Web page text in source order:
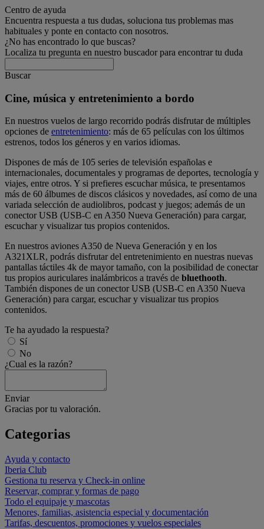
Centro de ayuda
Encuentra respuesta a tus dudas, soluciona tus problemas mas
habituales y ponte en contacto con nosotros.
¿No has encontrado lo que buscas?
Localiza tu pregunta en nuestro buscador para encontrar tu duda
Buscar
Cine, música y entretenimiento a bordo
En nuestros vuelos de largo recorrido podrás disfrutar de múltiples
opciones de entretenimiento: más de 65 películas con los últimos
estrenos, todos los géneros y en varios idiomas.
Dispones de más de 105 series de televisión españolas e
internacionales, documentales y programas de deportes, tecnología y
viajes, entre otros. Y si prefieres escuchar música, te presentamos
más de 60 álbumes de discos clásicos y novedades, así como de una
variada selección de audiolibros, podcast y juegos; además de un
conector USB (USB-C en A350 Nueva Generación) para cargar,
escuchar y visualizar tus propios contenidos.
En nuestros aviones A350 de Nueva Generación y en los
A321XLR, podrás disfrutar del entretenimiento en nuestras nuevas
pantallas táctiles 4k de mayor tamaño, con la posibilidad de conectar
tus propios auriculares inalámbricos a través de bluethooth.
También dispones de un conector USB (USB-C en A350 Nueva
Generación) para cargar, escuchar y visualizar tus propios
contenidos.
Te ha ayudado la respuesta?
Sí
No
¿Cual es la razón?
Enviar
Gracias por tu valoración.
Categorias
Ayuda y contacto
Iberia Club
Gestiona tu reserva y Check-in online
Reservar, comprar y formas de pago
Todo el equipaje y mascotas
Menores, familias, asistencia especial y documentación
Tarifas, descuentos, promociones y vuelos especiales